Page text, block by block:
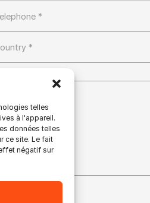
telles
à l'appareil.
données telles
ce site. Le fait
négatif sur
*